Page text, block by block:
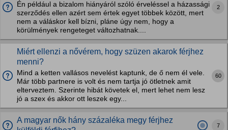
Én például a bizalom hiányáról szóló érveléssel a házassági
szerződés ellen azért sem értek egyet többek között, mert
nem a váláskor kell bízni, pláne úgy nem, hogy a
körülmények rengeteget változhatnak....
2
Miért ellenzi a nővérem, hogy szüzen akarok férjhez
menni?
Mind a ketten vallásos nevelést kaptunk, de ő nem él vele.
Már több partnere is volt és nem tartja jó ötletnek amit
elterveztem. Szerinte hibát követek el, mert lehet nem lesz
jó a szex és akkor ott leszek egy...
60
A magyar nők hány százaléka megy férjhez
7